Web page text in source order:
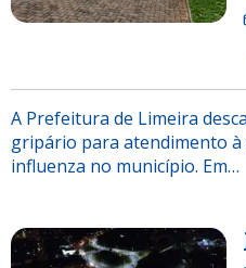
A Prefeitura de Limeira
gripário para atendimento à
influenza no município. Em…